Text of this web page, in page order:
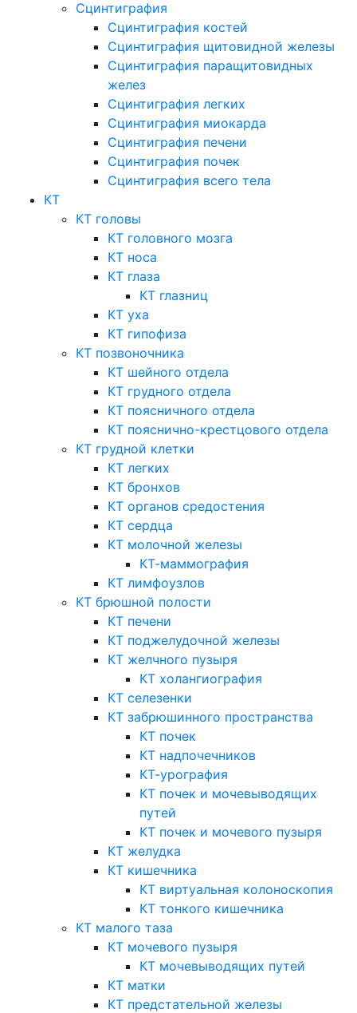
Сцинтиграфия
Сцинтиграфия костей
Сцинтиграфия щитовидной железы
Сцинтиграфия паращитовидных
желез
Сцинтиграфия легких
Сцинтиграфия миокарда
Сцинтиграфия печени
Сцинтиграфия почек
Сцинтиграфия всего тела
КТ
КТ головы
КТ головного мозга
КТ носа
КТ глаза
КТ глазниц
КТ уха
КТ гипофиза
КТ позвоночника
КТ шейного отдела
КТ грудного отдела
КТ поясничного отдела
КТ пояснично-крестцового отдела
КТ грудной клетки
КТ легких
КТ бронхов
КТ органов средостения
КТ сердца
КТ молочной железы
КТ-маммография
КТ лимфоузлов
КТ брюшной полости
КТ печени
КТ поджелудочной железы
КТ желчного пузыря
КТ холангиография
КТ селезенки
КТ забрюшинного пространства
КТ почек
КТ надпочечников
КТ-урография
КТ почек и мочевыводящих
путей
КТ почек и мочевого пузыря
КТ желудка
КТ кишечника
КТ виртуальная колоноскопия
КТ тонкого кишечника
КТ малого таза
КТ мочевого пузыря
КТ мочевыводящих путей
КТ матки
КТ предстательной железы